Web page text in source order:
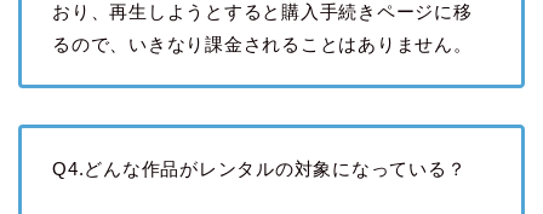
おり、再生しようとすると購入手続きページに移
るので、いきなり課金されることはありません。
Q4.どんな作品がレンタルの対象になっている？